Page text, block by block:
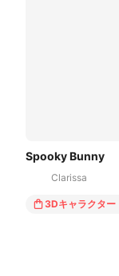
Spooky Bunny
Clarissa
3Dキャラクター